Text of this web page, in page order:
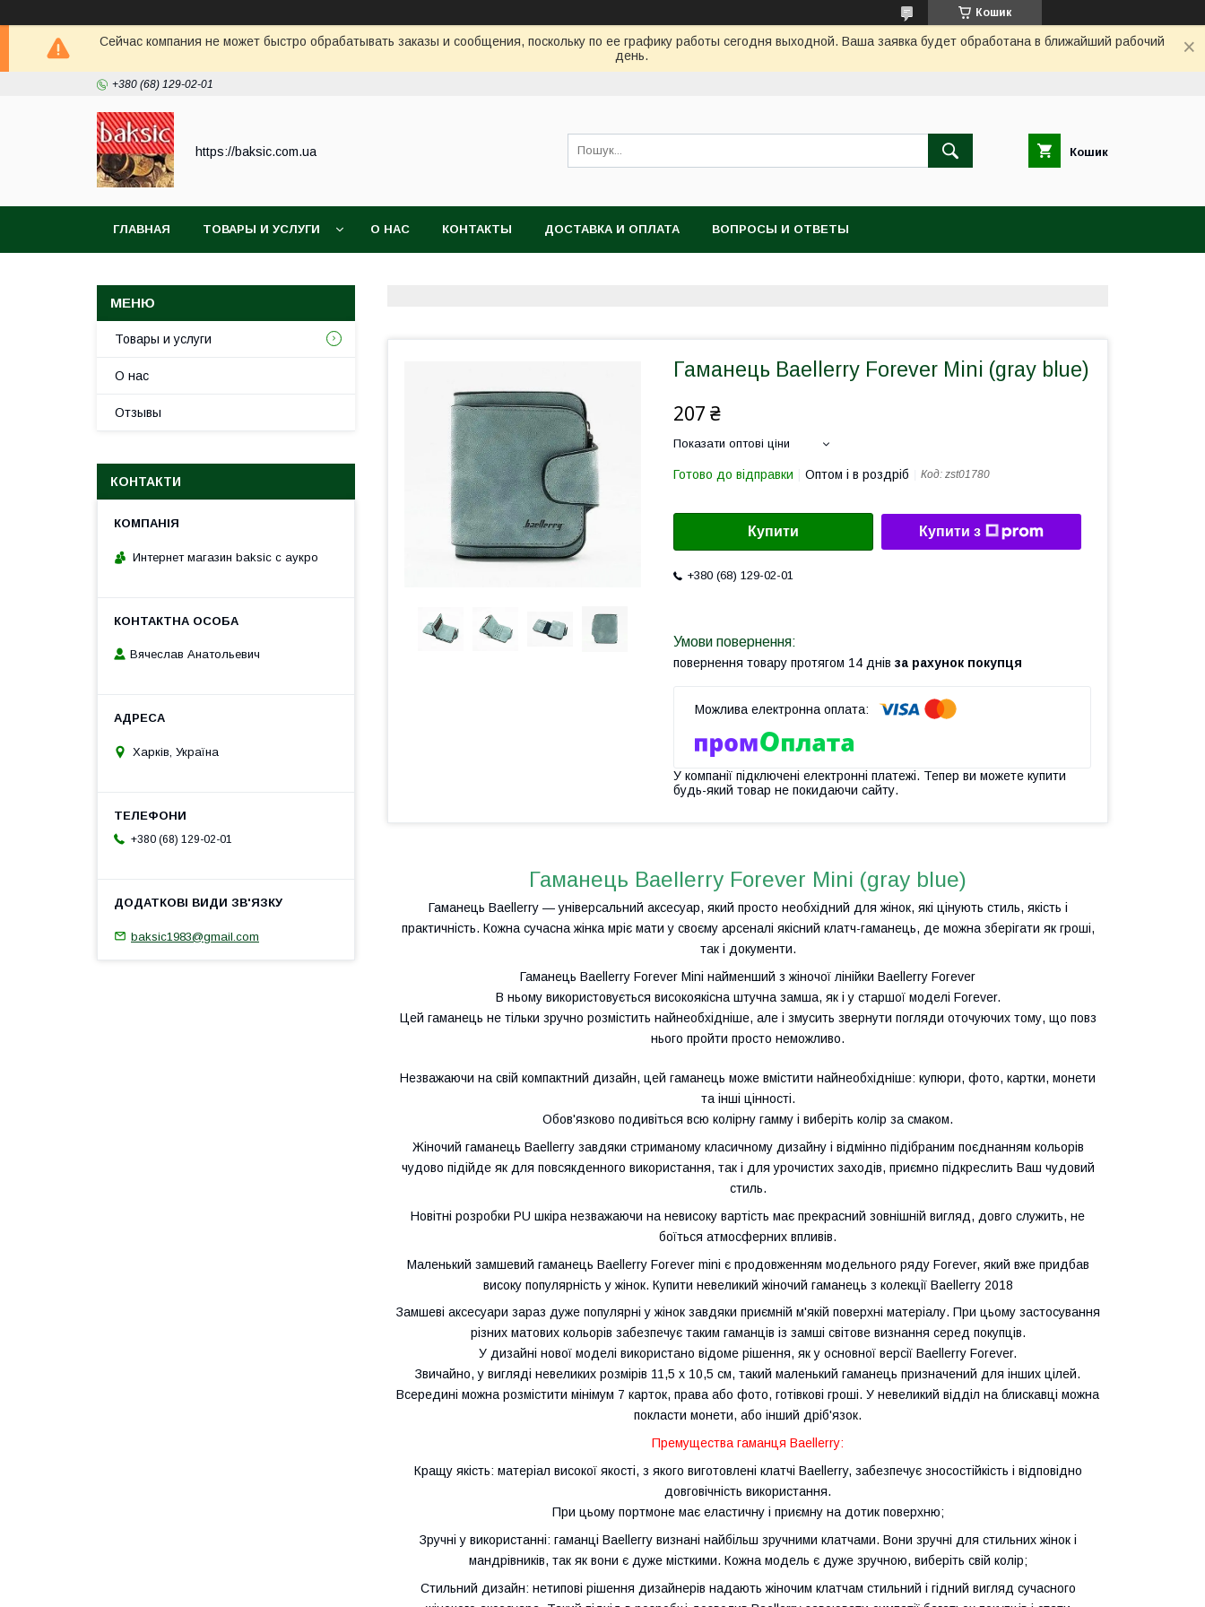
Кошик
Сейчас компания не может быстро обрабатывать заказы и сообщения, поскольку по ее графику работы сегодня выходной. Ваша заявка будет обработана в ближайший рабочий
день.
+380 (68) 129-02-01
https://baksic.com.ua Кошик
ГЛАВНАЯ ТОВАРЫ И УСЛУГИ О НАС КОНТАКТЫ ДОСТАВКА И ОПЛАТА ВОПРОСЫ И ОТВЕТЫ
Гаманець Baellerry Forever Mini (gray blue)
207 ₴
Показати оптові ціни
Готово до відправки Оптом і в роздріб Код: zst01780
Купити Купити з
+380 (68) 129-02-01
повернення товару протягом 14 днів за рахунок покупця
У компанії підключені електронні платежі. Тепер ви можете купити
будь-який товар не покидаючи сайту.
Гаманець Baellerry Forever Mini (gray blue)
Гаманець Baellerry ― універсальний аксесуар, який просто необхідний для жінок, які цінують стиль, якість і
практичність. Кожна сучасна жінка мріє мати у своєму арсеналі якісний клатч-гаманець, де можна зберігати як гроші,
так і документи.
Гаманець Baellerry Forever Mini найменший з жіночої лінійки Baellerry Forever
В ньому використовується високоякісна штучна замша, як і у старшої моделі Forever.
Цей гаманець не тільки зручно розмістить найнеобхідніше, але і змусить звернути погляди оточуючих тому, що повз
нього пройти просто неможливо.
Незважаючи на свій компактний дизайн, цей гаманець може вмістити найнеобхідніше: купюри, фото, картки, монети
та інші цінності.
Обов'язково подивіться всю колірну гамму і виберіть колір за смаком.
Жіночий гаманець Baellerry завдяки стриманому класичному дизайну і відмінно підібраним поєднанням кольорів
чудово підійде як для повсякденного використання, так і для урочистих заходів, приємно підкреслить Ваш чудовий
стиль.
Новітні розробки PU шкіра незважаючи на невисоку вартість має прекрасний зовнішній вигляд, довго служить, не
боїться атмосферних впливів.
Маленький замшевий гаманець Baellerry Forever mini є продовженням модельного ряду Forever, який вже придбав
високу популярність у жінок. Купити невеликий жіночий гаманець з колекції Baellerry 2018
Замшеві аксесуари зараз дуже популярні у жінок завдяки приємній м'якій поверхні матеріалу. При цьому застосування
різних матових кольорів забезпечує таким гаманців із замші світове визнання серед покупців.
У дизайні нової моделі використано відоме рішення, як у основної версії Baellerry Forever.
Звичайно, у вигляді невеликих розмірів 11,5 х 10,5 см, такий маленький гаманець призначений для інших цілей.
Всередині можна розмістити мінімум 7 карток, права або фото, готівкові гроші. У невеликий відділ на блискавці можна
покласти монети, або інший дріб'язок.
Премущества гаманця Baellerry:
Кращу якість: матеріал високої якості, з якого виготовлені клатчі Baellerry, забезпечує зносостійкість і відповідно
довговічність використання.
При цьому портмоне має еластичну і приємну на дотик поверхню;
Зручні у використанні: гаманці Baellerry визнані найбільш зручними клатчами. Вони зручні для стильних жінок і
мандрівників, так як вони є дуже місткими. Кожна модель є дуже зручною, виберіть свій колір;
Стильний дизайн: нетипові рішення дизайнерів надають жіночим клатчам стильний і гідний вигляд сучасного
Товары и услуги
О нас
Отзывы
КОНТАКТИ
Интернет магазин baksic с аукро
Вячеслав Анатольевич
Харків, Україна
+380 (68) 129-02-01
baksic1983@gmail.com